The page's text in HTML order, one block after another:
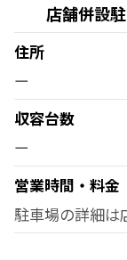
店舗併設
住所
ー
収容台数
ー
営業時間・料金
駐車場の詳細は